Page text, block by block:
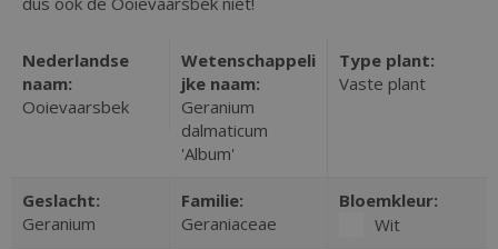
Nederlandse
naam:
Ooievaarsbek
Wetenschappeli
jke naam:
Geranium
dalmaticum
'Album'
Type plant:
Vaste plant
Geslacht:
Geranium
Familie:
Geraniaceae
Bloemkleur:
Wit